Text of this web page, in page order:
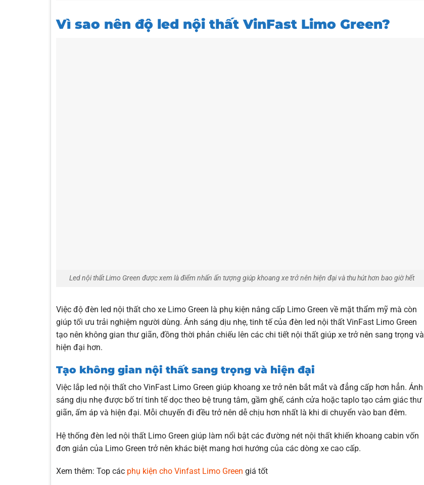
Vì sao nên độ led nội thất VinFast Limo Green?
Led nội thất Limo Green được xem là điểm nhấn ấn tượng giúp khoang xe trở nên hiện đại và thu hút hơn bao giờ hết
Việc độ đèn led nội thất cho xe Limo Green là phụ kiện nâng cấp Limo Green về mặt thẩm mỹ mà còn
giúp tối ưu trải nghiệm người dùng. Ánh sáng dịu nhẹ, tinh tế của đèn led nội thất VinFast Limo Green
tạo nên không gian thư giãn, đồng thời phản chiếu lên các chi tiết nội thất giúp xe trở nên sang trọng và
hiện đại hơn.
Tạo không gian nội thất sang trọng và hiện đại
Việc lắp led nội thất cho VinFast Limo Green giúp khoang xe trở nên bắt mắt và đẳng cấp hơn hẳn. Ánh
sáng dịu nhẹ được bố trí tinh tế dọc theo bệ trung tâm, gầm ghế, cánh cửa hoặc taplo tạo cảm giác thư
giãn, ấm áp và hiện đại. Mỗi chuyến đi đều trở nên dễ chịu hơn nhất là khi di chuyển vào ban đêm.
Hệ thống đèn led nội thất Limo Green giúp làm nổi bật các đường nét nội thất khiến khoang cabin vốn
đơn giản của Limo Green trở nên khác biệt mang hơi hướng của các dòng xe cao cấp.
Xem thêm: Top các phụ kiện cho Vinfast Limo Green giá tốt